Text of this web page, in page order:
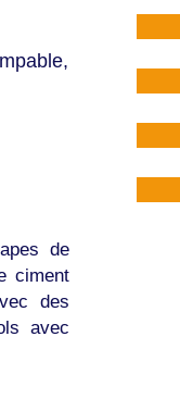
de
ciment
des
avec